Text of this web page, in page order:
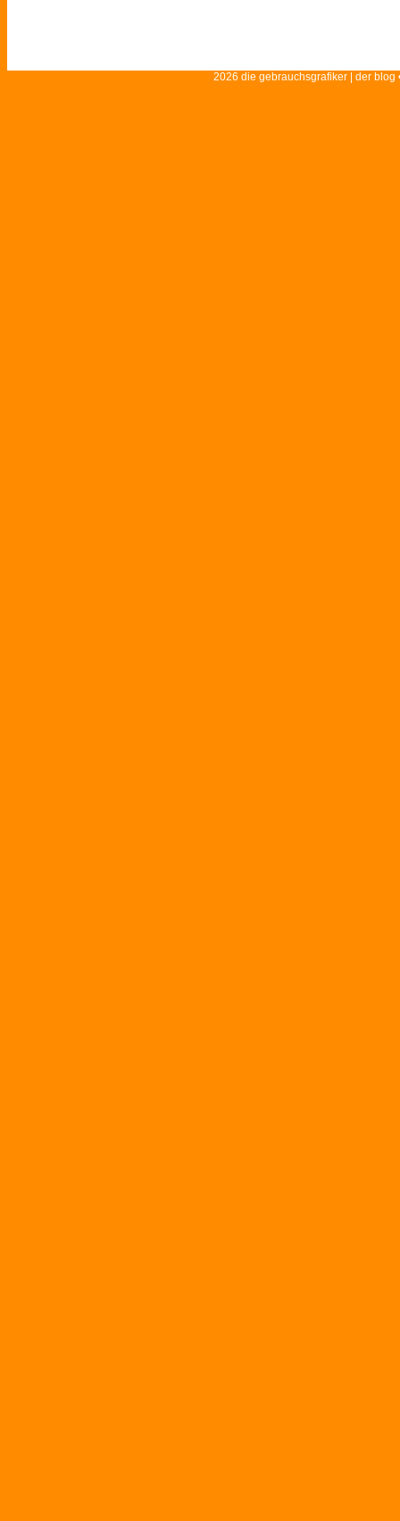
2026 die gebrauchsgrafiker | der blog